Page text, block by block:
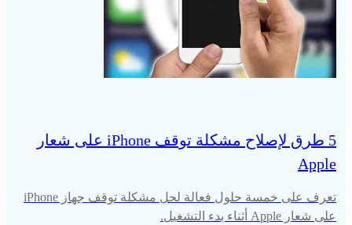
5 طرق لإصلاح مشكلة توقف iPhone على شعار
Apple
تعرف على خمسة حلول فعالة لحل مشكلة توقف جهاز iPhone
على شعار Apple أثناء بدء التشغيل.